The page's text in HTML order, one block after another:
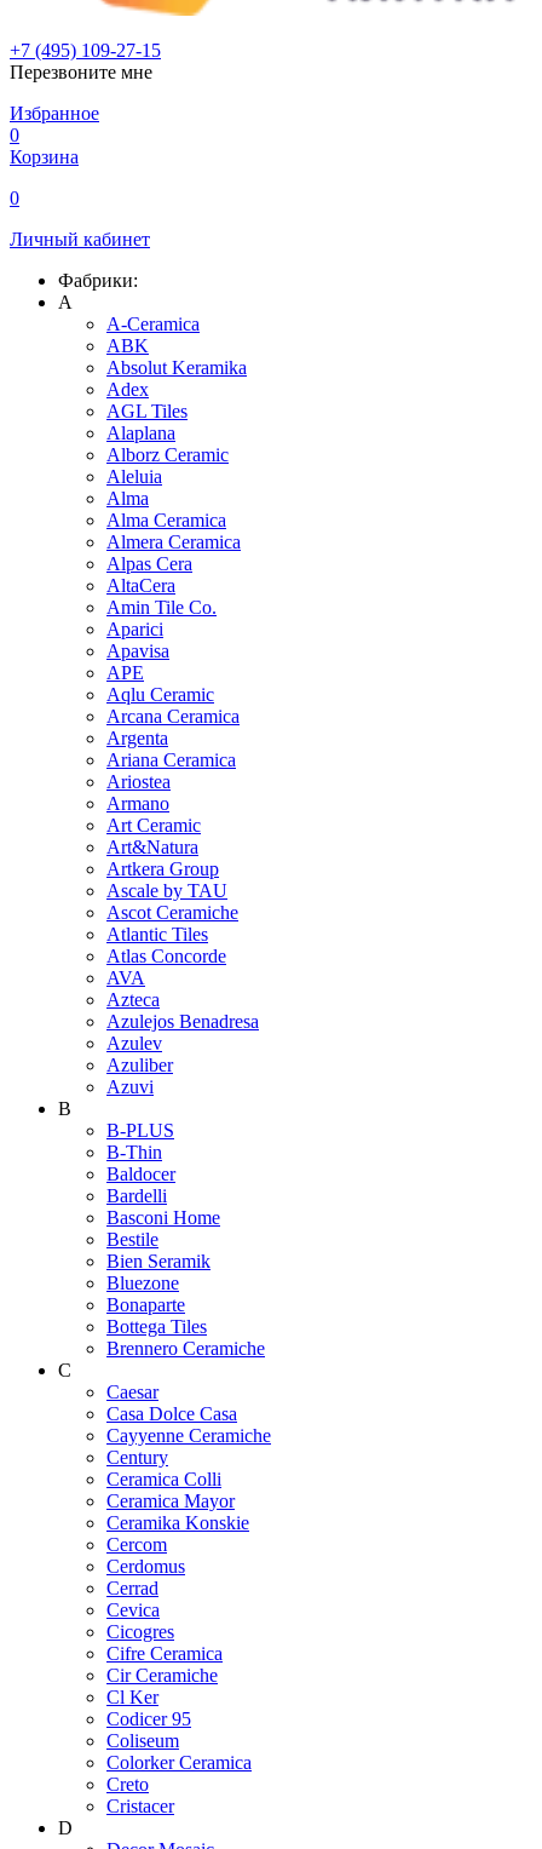
+7 (495) 109-27-15
Перезвоните мне
Избранное
0
Корзина
0
Личный кабинет
Фабрики:
A
A-Ceramica
ABK
Absolut Keramika
Adex
AGL Tiles
Alaplana
Alborz Ceramic
Aleluia
Alma
Alma Ceramica
Almera Ceramica
Alpas Cera
AltaCera
Amin Tile Co.
Aparici
Apavisa
APE
Aqlu Ceramic
Arcana Ceramica
Argenta
Ariana Ceramica
Ariostea
Armano
Art Ceramic
Art&Natura
Artkera Group
Ascale by TAU
Ascot Ceramiche
Atlantic Tiles
Atlas Concorde
AVA
Azteca
Azulejos Benadresa
Azulev
Azuliber
Azuvi
B
B-PLUS
B-Thin
Baldocer
Bardelli
Basconi Home
Bestile
Bien Seramik
Bluezone
Bonaparte
Bottega Tiles
Brennero Ceramiche
C
Caesar
Casa Dolce Casa
Cayyenne Ceramiche
Century
Ceramica Colli
Ceramica Mayor
Ceramika Konskie
Cercom
Cerdomus
Cerrad
Cevica
Cicogres
Cifre Ceramica
Cir Ceramiche
Cl Ker
Codicer 95
Coliseum
Colorker Ceramica
Creto
Cristacer
D